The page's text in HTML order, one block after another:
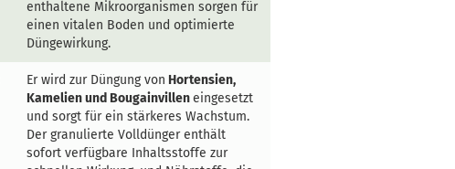
enthaltene Mikroorganismen sorgen für
einen vitalen Boden und optimierte
Düngewirkung.
Er wird zur Düngung von Hortensien,
Kamelien und Bougainvilleneingesetzt
und sorgt für ein stärkeres Wachstum.
Der granulierte Volldünger enthält
sofort verfügbare Inhaltsstoffe zur